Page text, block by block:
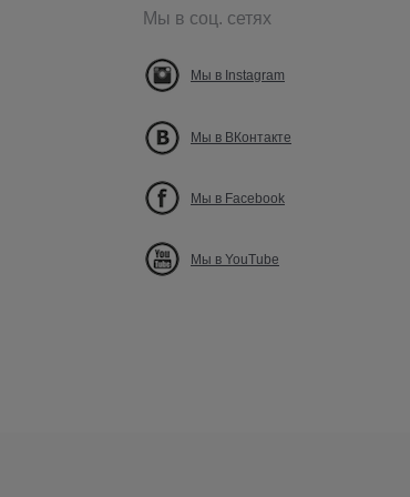
Мы в соц. сетях
Мы в Instagram
Мы в ВКонтакте
Мы в Facebook
Мы в YouTube